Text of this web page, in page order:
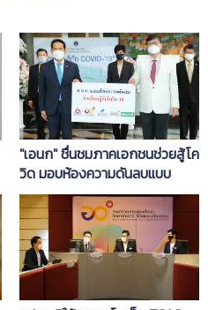
"เอนก" ชื่นชมภาคเอกชน​ช่วยสู้โค
วิด​ มอบห้องความดันลบแบบ​
Modular Unit ให้โรงพยาบาลฝ้า
วิกฤติ​